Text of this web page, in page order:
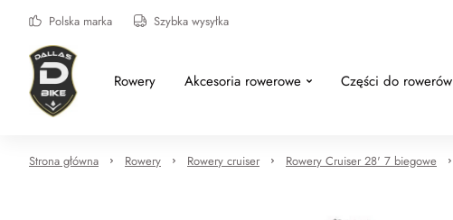
Polska marka Szybka wysyłka
Rowery Akcesoria rowerowe Części do rowerów
Strona główna Rowery Rowery cruiser Rowery Cruiser 28' 7 biegowe